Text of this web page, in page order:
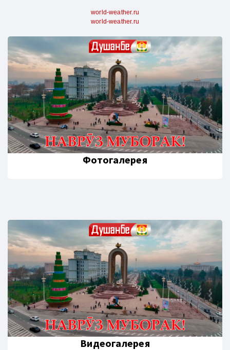
world-weather.ru
world-weather.ru
Фотогалерея
Видеогалерея